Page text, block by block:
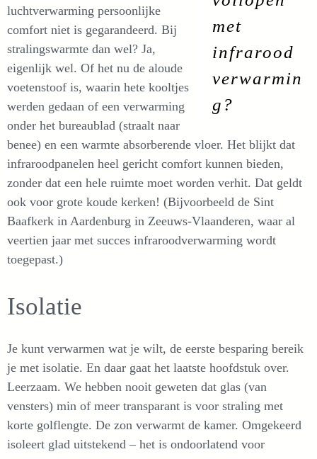
met
infrarood
verwarmin
g?
luchtverwarming persoonlijke
comfort niet is gegarandeerd. Bij
stralingswarmte dan wel? Ja,
eigenlijk wel. Of het nu de aloude
voetenstoof is, waarin hete kooltjes
werden gedaan of een verwarming
onder het bureaublad (straalt naar
benee) en een warmte absorberende vloer. Het blijkt dat
infraroodpanelen heel gericht comfort kunnen bieden,
zonder dat een hele ruimte moet worden verhit. Dat geldt
ook voor grote koude kerken! (Bijvoorbeeld de Sint
Baafkerk in Aardenburg in Zeeuws-Vlaanderen, waar al
veertien jaar met succes infraroodverwarming wordt
toegepast.)
Isolatie
Je kunt verwarmen wat je wilt, de eerste besparing bereik
je met isolatie. En daar gaat het laatste hoofdstuk over.
Leerzaam. We hebben nooit geweten dat glas (van
vensters) min of meer transparant is voor straling met
korte golflengte. De zon verwarmt de kamer. Omgekeerd
isoleert glad uitstekend – het is ondoorlatend voor